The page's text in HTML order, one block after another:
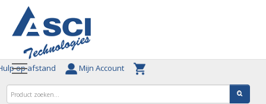
op afstand Mijn Account